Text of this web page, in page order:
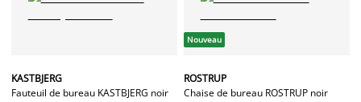
KASTBJERG
Fauteuil de bureau KASTBJERG noir
Nouveau
ROSTRUP
Chaise de bureau ROSTRUP noir